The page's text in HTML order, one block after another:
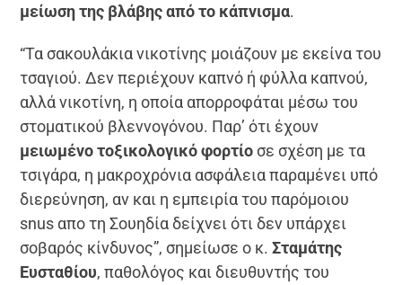
μείωση της βλάβης από το κάπνισμα.
“Τα σακουλάκια νικοτίνης μοιάζουν με εκείνα του
τσαγιού. Δεν περιέχουν καπνό ή φύλλα καπνού,
αλλά νικοτίνη, η οποία απορροφάται μέσω του
στοματικού βλεννογόνου. Παρ’ ότι έχουν
μειωμένο τοξικολογικό φορτίο σε σχέση με τα
τσιγάρα, η μακροχρόνια ασφάλεια παραμένει υπό
διερεύνηση, αν και η εμπειρία του παρόμοιου
snus απο τη Σουηδία δείχνει ότι δεν υπάρχει
σοβαρός κίνδυνος”, σημείωσε ο κ.Σταμάτης
Ευσταθίου, παθολόγος και διευθυντής του